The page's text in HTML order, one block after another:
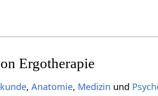
Ergotherapie
,Anatomie, Medizin und